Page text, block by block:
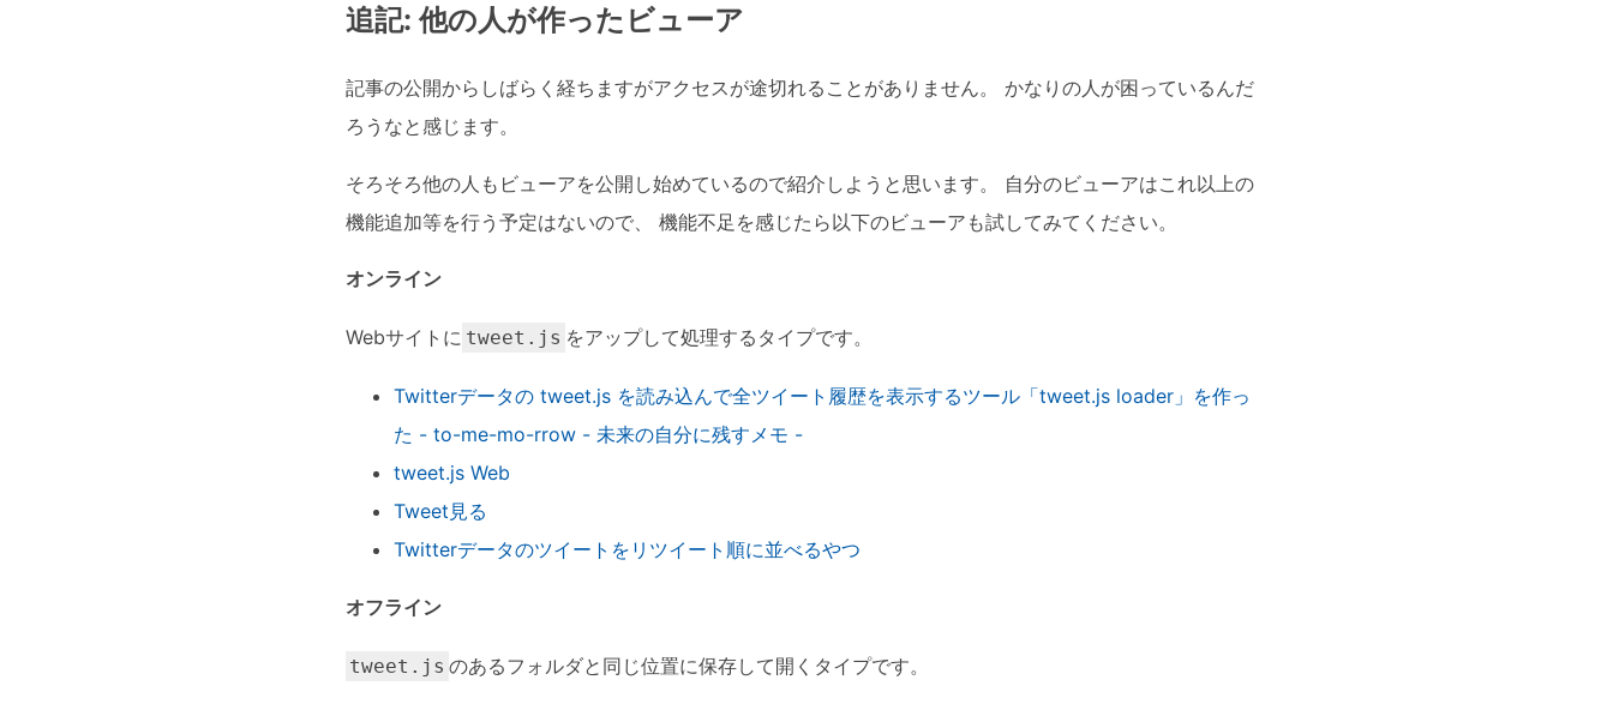
追記: 他の人が作ったビューア
記事の公開からしばらく経ちますがアクセスが途切れることがありません。 かなりの人が困っているんだ
ろうなと感じます。
そろそろ他の人もビューアを公開し始めているので紹介しようと思います。 自分のビューアはこれ以上の
機能追加等を行う予定はないので、 機能不足を感じたら以下のビューアも試してみてください。
オンライン
Webサイトに tweet.js をアップして処理するタイプです。
Twitterデータの tweet.js を読み込んで全ツイート履歴を表示するツール「tweet.js loader」を作っ
た - to-me-mo-rrow - 未来の自分に残すメモ -
tweet.js Web
Tweet見る
Twitterデータのツイートをリツイート順に並べるやつ
オフライン
tweet.js のあるフォルダと同じ位置に保存して開くタイプです。